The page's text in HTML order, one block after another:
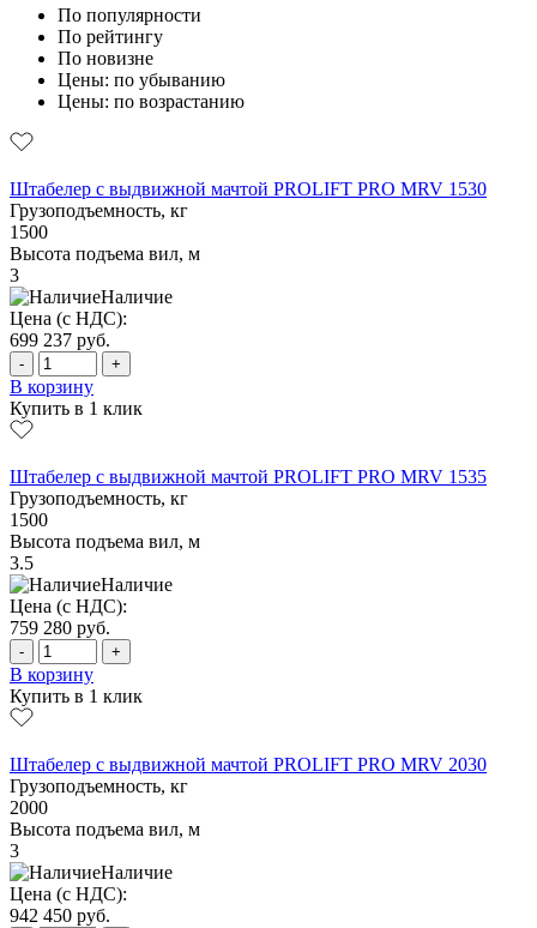
По популярности
По рейтингу
По новизне
Цены: по убыванию
Цены: по возрастанию
Штабелер с выдвижной мачтой PROLIFT PRO MRV 1530
Грузоподъемность, кг
1500
Высота подъема вил, м
3
Наличие
Цена (с НДС):
699 237 руб.
- +
В корзину
Купить в 1 клик
Штабелер с выдвижной мачтой PROLIFT PRO MRV 1535
Грузоподъемность, кг
1500
Высота подъема вил, м
3.5
Наличие
Цена (с НДС):
759 280 руб.
- +
В корзину
Купить в 1 клик
Штабелер с выдвижной мачтой PROLIFT PRO MRV 2030
Грузоподъемность, кг
2000
Высота подъема вил, м
3
Наличие
Цена (с НДС):
942 450 руб.